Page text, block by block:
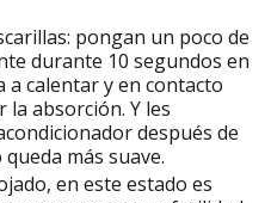
pongan un poco de
durante 10 segundos en
a calentar y en contacto
la absorción. Y les
después de
más suave.
en este estado es